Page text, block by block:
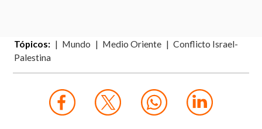
Tópicos: Mundo Medio Oriente
Conflicto Israel-
Palestina